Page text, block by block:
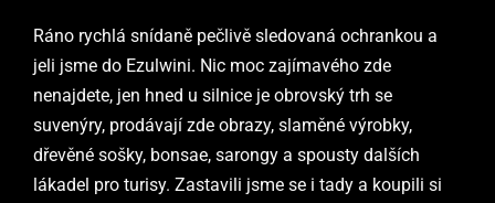
Ráno rychlá snídaně pečlivě sledovaná ochrankou a
jeli jsme do Ezulwini. Nic moc zajímavého zde
nenajdete, jen hned u silnice je obrovský trh se
suvenýry, prodávají zde obrazy, slaměné výrobky,
dřevěné sošky, bonsae, sarongy a spousty dalších
lákadel pro turisy. Zastavili jsme se i tady a koupili si